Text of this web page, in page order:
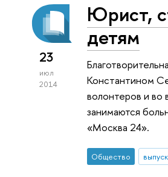
23
июл
2014
Юрист,
детям
Константином
волонтеров и во
занимаются
«Москва 24».
Общество